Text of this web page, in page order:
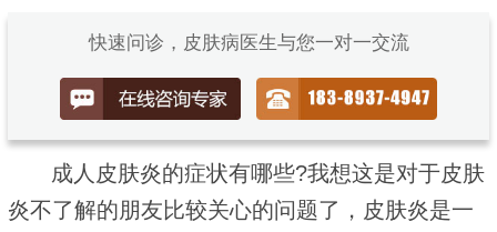
快速问诊，皮肤病医生与您一对一交流
成人皮肤炎的症状有哪些?我想这是对于皮肤
炎不了解的朋友比较关心的问题了，皮肤炎是一